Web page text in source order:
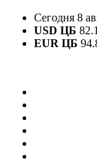
Сегодня 8
USD ЦБ
EUR ЦБ